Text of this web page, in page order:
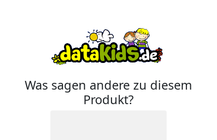
Was sagen andere zu diesem
Produkt?